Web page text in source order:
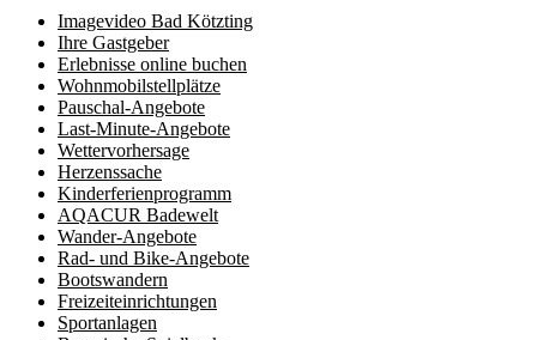
Imagevideo Bad Kötzting
Ihre Gastgeber
Erlebnisse online buchen
Wohnmobilstellplätze
Pauschal-Angebote
Last-Minute-Angebote
Wettervorhersage
Herzenssache
Kinderferienprogramm
AQACUR Badewelt
Wander-Angebote
Rad- und Bike-Angebote
Bootswandern
Freizeiteinrichtungen
Sportanlagen